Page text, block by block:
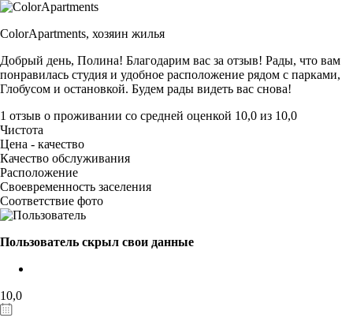
ColorApartments, хозяин жилья
Добрый день, Полина! Благодарим вас за отзыв! Рады, что вам
понравилась студия и удобное расположение рядом с парками,
Глобусом и остановкой. Будем рады видеть вас снова!
1 отзыв о проживании со средней оценкой 10,0 из 10,0
Чистота
Цена - качество
Качество обслуживания
Расположение
Своевременность заселения
Соответствие фото
Пользователь скрыл свои данные
10,0